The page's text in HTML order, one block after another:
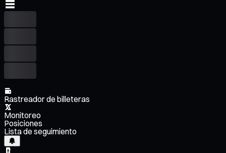
Rastreador de billeteras
Monitoreo
Posiciones
Lista de seguimiento